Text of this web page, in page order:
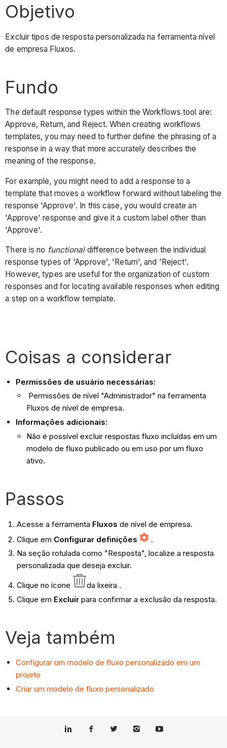
Objetivo
Excluir tipos de resposta personalizada na ferramenta nível
de empresa Fluxos.
Fundo
The default response types within the Workflows tool are:
Approve, Return, and Reject. When creating workflows
templates, you may need to further define the phrasing of a
response in a way that more accurately describes the
meaning of the response.
For example, you might need to add a response to a
template that moves a workflow forward without labeling the
response 'Approve'. In this case, you would create an
'Approve' response and give it a custom label other than
'Approve'.
There is no functionaldifference between the individual
response types of 'Approve', 'Return', and 'Reject'.
However, types are useful for the organization of custom
responses and for locating available responses when editing
a step on a workflow template.
Coisas a considerar
Permissões de usuário necessárias:
Permissões de nível "Administrador" na ferramenta
Fluxos de nível de empresa.
Informações adicionais:
Não é possível excluir respostas fluxo incluídas em um
modelo de fluxo publicado ou em uso por um fluxo
ativo.
Passos
Acesse a ferramenta Fluxos de nível de empresa.
Clique em Configurar definições
.
Na seção rotulada como "Resposta", localize a resposta
personalizada que deseja excluir.
Clique no ícone
da lixeira .
Clique em Excluir para confirmar a exclusão da resposta.
Veja também
Configurar um modelo de fluxo personalizado em um
projeto
Criar um modelo de fluxo personalizado